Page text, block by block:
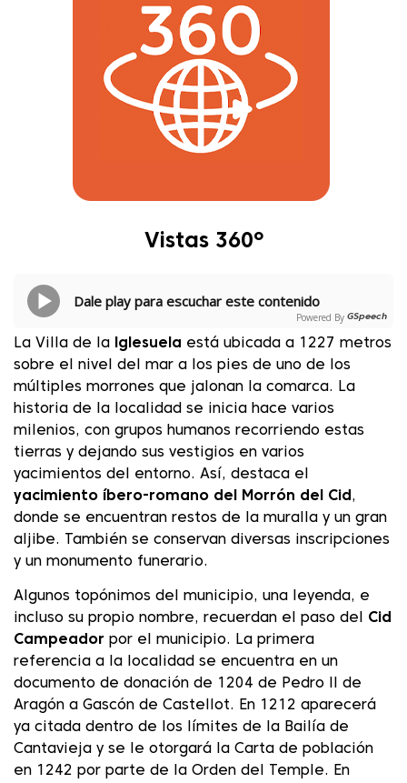
Vistas 360º
Dale play para escuchar este contenido
Powered By GSpeech
La Villa de la Iglesuela
está ubicada a 1227 metros
sobre el nivel del mar a los pies de uno de los
múltiples morrones que jalonan la comarca. La
historia de la localidad se inicia hace varios
milenios, con grupos humanos recorriendo estas
tierras y dejando sus vestigios en varios
yacimientos del entorno. Así, destaca el
yacimiento íbero-romano del Morrón del Cid ,
donde se encuentran restos de la muralla y un gran
aljibe. También se conservan diversas inscripciones
y un monumento funerario.
Algunos topónimos del municipio, una leyenda, e
incluso su propio nombre, recuerdan el paso del Cid
Campeador por el municipio. La primera
referencia a la localidad se encuentra en un
documento de donación de 1204 de Pedro II de
Aragón a Gascón de Castellot. En 1212 aparecerá
ya citada dentro de los límites de la Bailía de
Cantavieja y se le otorgará la Carta de población
en 1242 por parte de la Orden del Temple. En